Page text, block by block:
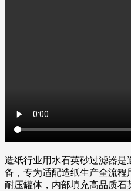
造纸行业用水石英砂过滤器
备，专为适配造纸生产全流
耐压罐体，内部填充高品质